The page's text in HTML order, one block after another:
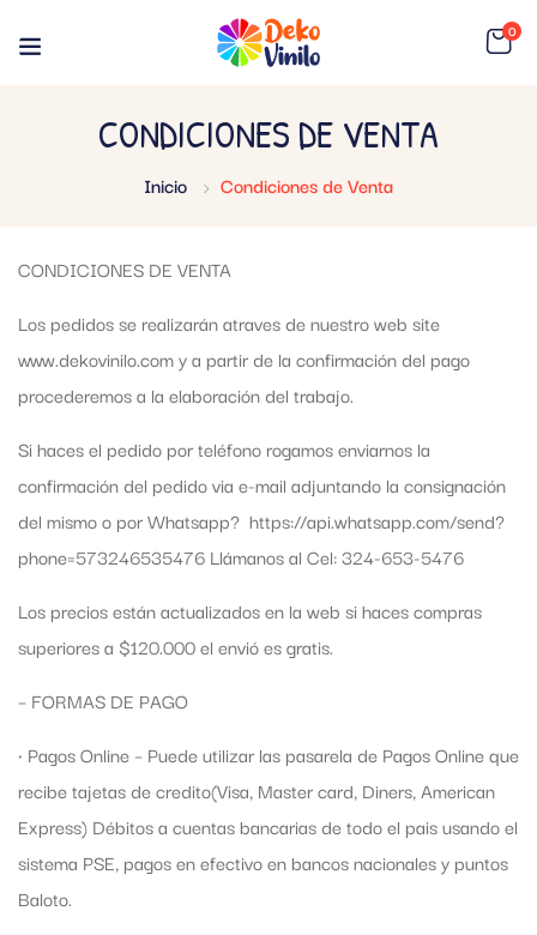
0
CONDICIONES DE VENTA
Inicio Condiciones de Venta
CONDICIONES DE VENTA
Los pedidos se realizarán atraves de nuestro web site
www.dekovinilo.com y a partir de la confirmación del pago
procederemos a la elaboración del trabajo.
Si haces el pedido por teléfono rogamos enviarnos la
confirmación del pedido via e-mail adjuntando la consignación
del mismo o por Whatsapp? https://api.whatsapp.com/send?
phone=573246535476 Llámanos al Cel: 324-653-5476
Los precios están actualizados en la web si haces compras
superiores a $120.000 el envió es gratis.
– FORMAS DE PAGO
• Pagos Online – Puede utilizar las pasarela de Pagos Online que
recibe tajetas de credito(Visa, Master card, Diners, American
Express) Débitos a cuentas bancarias de todo el pais usando el
sistema PSE, pagos en efectivo en bancos nacionales y puntos
Baloto.